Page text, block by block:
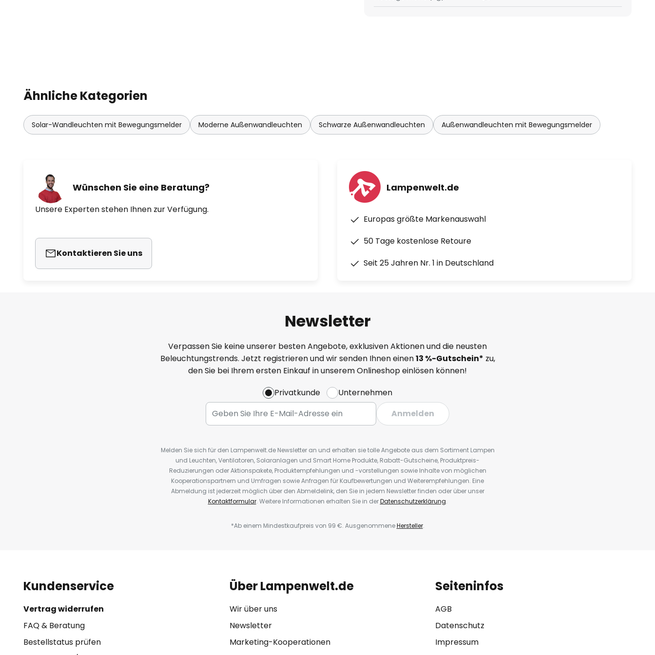
Ähnliche Kategorien
Solar-Wandleuchten mit Bewegungsmelder Moderne Außenwandleuchten Schwarze Außenwandleuchten Außenwandleuchten mit Bewegungsmelder
Wünschen Sie eine Beratung?
Unsere Experten stehen Ihnen zur Verfügung.
Kontaktieren Sie uns
Lampenwelt.de
Europas größte Markenauswahl
50 Tage kostenlose Retoure
Seit 25 Jahren Nr. 1 in Deutschland
Newsletter
Verpassen Sie keine unserer besten Angebote, exklusiven Aktionen und die neusten
Beleuchtungstrends. Jetzt registrieren und wir senden Ihnen einen13 %-Gutschein* zu,
den Sie bei Ihrem ersten Einkauf in unserem Onlineshop einlösen können!
Privatkunde
Unternehmen
Anmelden
Melden Sie sich für den Lampenwelt.de Newsletter an und erhalten sie tolle Angebote aus dem Sortiment Lampen
und Leuchten, Ventilatoren, Solaranlagen und Smart Home Produkte, Rabatt-Gutscheine, Produktpreis-
Reduzierungen oder Aktionspakete, Produktempfehlungen und -vorstellungen sowie Inhalte von möglichen
Kooperationspartnern und Umfragen sowie Anfragen für Kaufbewertungen und Weiterempfehlungen. Eine
Abmeldung ist jederzeit möglich über den Abmeldelink, den Sie in jedem Newsletter finden oder über unser
Kontaktformular. Weitere Informationen erhalten Sie in derDatenschutzerklärung.
*Ab einem Mindestkaufpreis von 99 €. AusgenommeneHersteller.
Kundenservice
Vertrag widerrufen
FAQ & Beratung
Bestellstatus prüfen
Über Lampenwelt.de
Wir über uns
Newsletter
Marketing-Kooperationen
Seiteninfos
AGB
Datenschutz
Impressum